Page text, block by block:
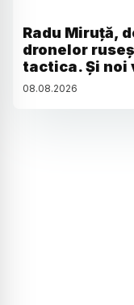
Radu Miruță,
dronelor
tactica. Și noi
08.08.2026